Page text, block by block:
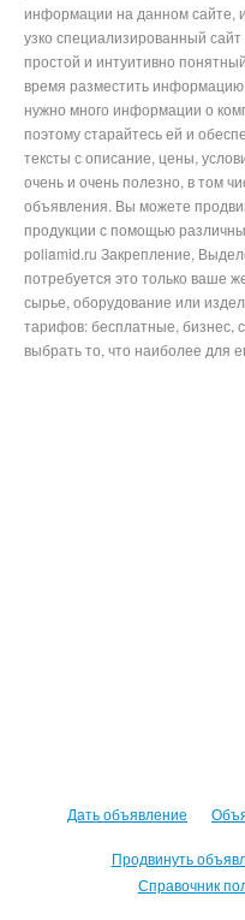
информации на данном сайте,
узко специализированный
простой и интуитивно
время разместить
нужно много информации о
поэтому старайтесь ей и
тексты с описание, цены,
очень и очень полезно, в том
объявления. Вы можете
продукции с помощью
poliamid.ru Закрепление,
потребуется это только ваше
сырье, оборудование или
тарифов: бесплатные, бизнес,
выбрать то, что наиболее для
Дать объявление
Продвинуть
Справочник